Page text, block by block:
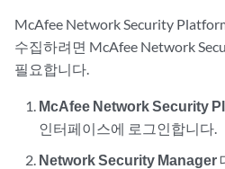
McAfee Network Security
수집하려면 McAfee Network
필요합니다.
McAfee Network Security
인터페이스에 로그인합니다.
Network Security Manager